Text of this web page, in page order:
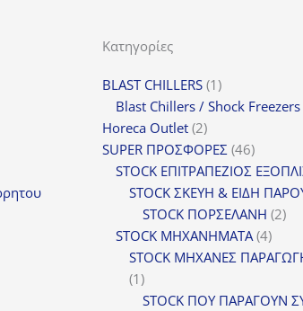
Κατηγορίες
BLAST CHILLERS 11
προϊόν
Blast Chillers / Shock Freezers
Horeca Outlet 22
προϊόντα
SUPER ΠΡΟΣΦΟΡΕΣ 4646
STOCK ΕΠΙΤΡΑΠΕΖΙΟΣ
STOCK ΣΚΕΥΗ & ΕΙΔΗ
STOCK ΠΟΡΣΕΛΑΝΗ 22
STOCK ΜΗΧΑΝΗΜΑΤΑ 44
STOCK ΜΗΧΑΝΕΣ
11
προϊόν
STOCK ΠΟΥ ΠΑΡΑΓΟΥΝ